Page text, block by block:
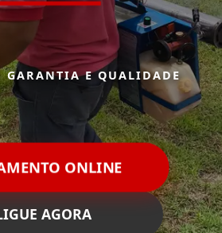
GARANTIA E QUALIDADE
ONLINE
AGORA